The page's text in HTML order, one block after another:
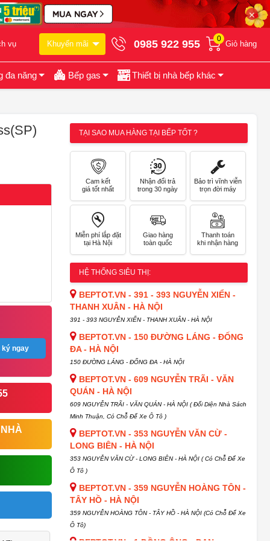
✕
vụ Khuyến mãi 0985 922 955 0
Giỏ hàng
đa năng Bếp gas Thiết bị nhà bếp khác
ký ngay
TẠI SAO MUA HÀNG TẠI BẾP TỐT ?
Cam kết
giá tốt nhất
Nhận đổi trả
trong 30 ngày
Bảo trì vĩnh viễn
trọn đời máy
Miễn phí lắp đặt
tại Hà Nội
Giao hàng
toàn quốc
Thanh toán
khi nhận hàng
HỆ THỐNG SIÊU THỊ:
BEPTOT.VN - 391 - 393 NGUYỄN XIỂN -
THANH XUÂN - HÀ NỘI
391 - 393 NGUYỄN XIỂN - THANH XUÂN - HÀ NỘI
BEPTOT.VN - 150 ĐƯỜNG LÁNG - ĐỐNG
ĐA - HÀ NỘI
150 ĐƯỜNG LÁNG - ĐỐNG ĐA - HÀ NỘI
BEPTOT.VN - 609 NGUYỄN TRÃI - VĂN
QUÁN - HÀ NỘI
609 NGUYỄN TRÃI - VĂN QUÁN - HÀ NỘI ( Đối Diện Nhà Sách
Minh Thuận, Có Chỗ Để Xe Ô Tô )
BEPTOT.VN - 353 NGUYỄN VĂN CỪ -
LONG BIÊN - HÀ NỘI
353 NGUYỄN VĂN CỪ - LONG BIÊN - HÀ NỘI ( Có Chỗ Để Xe
Ô Tô )
BEPTOT.VN - 359 NGUYỄN HOÀNG TÔN -
TÂY HỒ - HÀ NỘI
359 NGUYỄN HOÀNG TÔN - TÂY HỒ - HÀ NỘI (Có Chỗ Để Xe
Ô Tô)